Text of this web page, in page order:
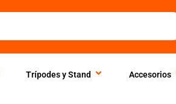
Trípodes y Stand Accesorios